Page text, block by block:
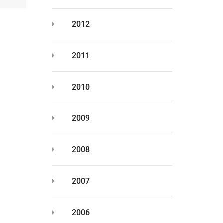
2012
2011
2010
2009
2008
2007
2006